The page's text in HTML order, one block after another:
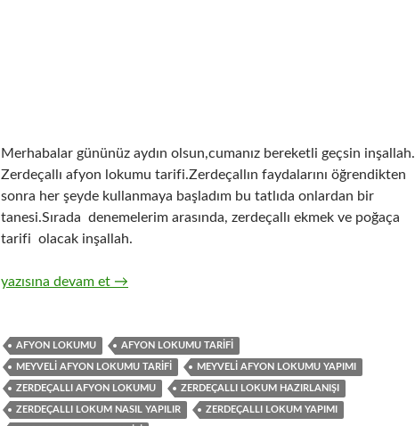
Merhabalar gününüz aydın olsun,cumanız bereketli geçsin inşallah.
Zerdeçallı afyon lokumu tarifi.Zerdeçallın faydalarını öğrendikten
sonra her şeyde kullanmaya başladım bu tatlıda onlardan bir
tanesi.Sırada denemelerim arasında, zerdeçallı ekmek ve poğaça
tarifi olacak inşallah.
Zerdeçallı Lokum
yazısına devam et →
AFYON LOKUMU AFYON LOKUMU TARIFI
MEYVELI AFYON LOKUMU TARIFI MEYVELI AFYON LOKUMU YAPIMI
ZERDEÇALLI AFYON LOKUMU ZERDEÇALLI LOKUM HAZIRLANIŞI
ZERDEÇALLI LOKUM NASIL YAPILIR ZERDEÇALLI LOKUM YAPIMI